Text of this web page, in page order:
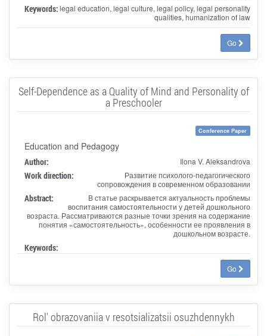
Keywords:legal education, legal culture, legal policy, legal personality
qualities, humanization of law
Go
Self-Dependence as a Quality of Mind and Personality of
a Preschooler
Conference Paper
Education and Pedagogy
Author: Ilona V. Aleksandrova
Work direction:
Развитие психолого-педагогического
сопровождения в современном образовании
Abstract:
В статье раскрывается актуальность проблемы
воспитания самостоятельности у детей дошкольного
возраста. Рассматриваются разные точки зрения на содержание
понятия «самостоятельность», особенности ее проявления в
дошкольном возрасте.
Keywords:
Go
Rol' obrazovaniia v resotsializatsii osuzhdennykh